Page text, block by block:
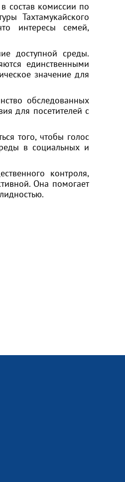
состав комиссии по
Тахтамукайского
интересы семей,
доступной среды.
единственными
значение для
обследованных
для посетителей с
того, чтобы голос
в социальных и
контроля,
Она помогает